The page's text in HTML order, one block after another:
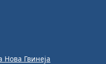
Нова Гвинеја